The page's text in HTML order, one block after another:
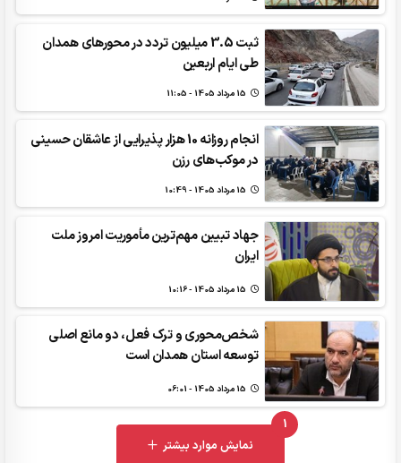
ثبت 3.5 میلیون تردد در محورهای همدان
طی ایام اربعین
انجام روزانه 10 هزار پذیرایی از عاشقان حسینی
در موکب‌های رزن
جهاد تبیین مهم‌ترین مأموریت امروز ملت
ایران
شخص‌محوری و ترک فعل، دو مانع اصلی
توسعه استان همدان است
1
UNREAD MESSAGES
نمایش موارد بیشتر